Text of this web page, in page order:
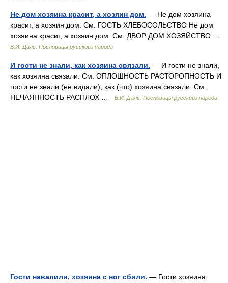
Не дом хозяина красит, а хозяин дом. — Не дом хозяина
красит, а хозяин дом. См. ГОСТЬ ХЛЕБОСОЛЬСТВО Не дом
хозяина красит, а хозяин дом. См. ДВОР ДОМ ХОЗЯЙСТВО …
В.И. Даль. Пословицы русского народа
И гости не знали, как хозяина связали. — И гости не знали,
как хозяина связали. См. ОПЛОШНОСТЬ РАСТОРОПНОСТЬ И
гости не знали (не видали), как (что) хозяина связали. См.
НЕЧАЯННОСТЬ РАСПЛОХ …
В.И. Даль. Пословицы русского народа
Гости навалили, хозяина с ног сбили. — Гости хозяина